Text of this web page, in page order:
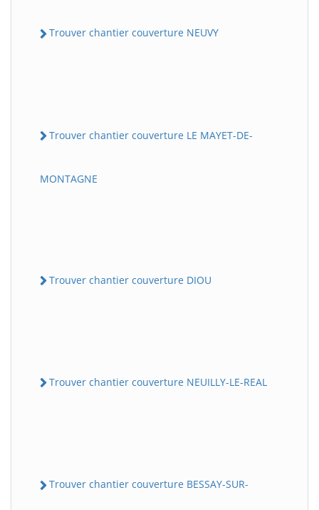
Trouver chantier couverture NEUVY
Trouver chantier couverture LE MAYET-DE-
MONTAGNE
Trouver chantier couverture DIOU
Trouver chantier couverture NEUILLY-LE-REAL
Trouver chantier couverture BESSAY-SUR-